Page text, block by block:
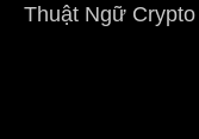
Thuật Ngữ Crypto